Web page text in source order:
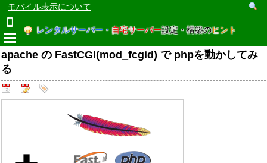
モバイル表示について
レンタルサーバー・ 自宅サーバー設定・構築のヒント
apache の FastCGI(mod_fcgid) で phpを動かしてみ
る